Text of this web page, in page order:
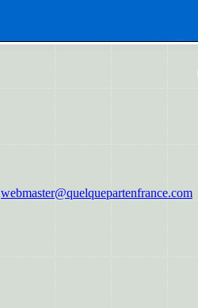
webmaster@quelquepartenfrance.com